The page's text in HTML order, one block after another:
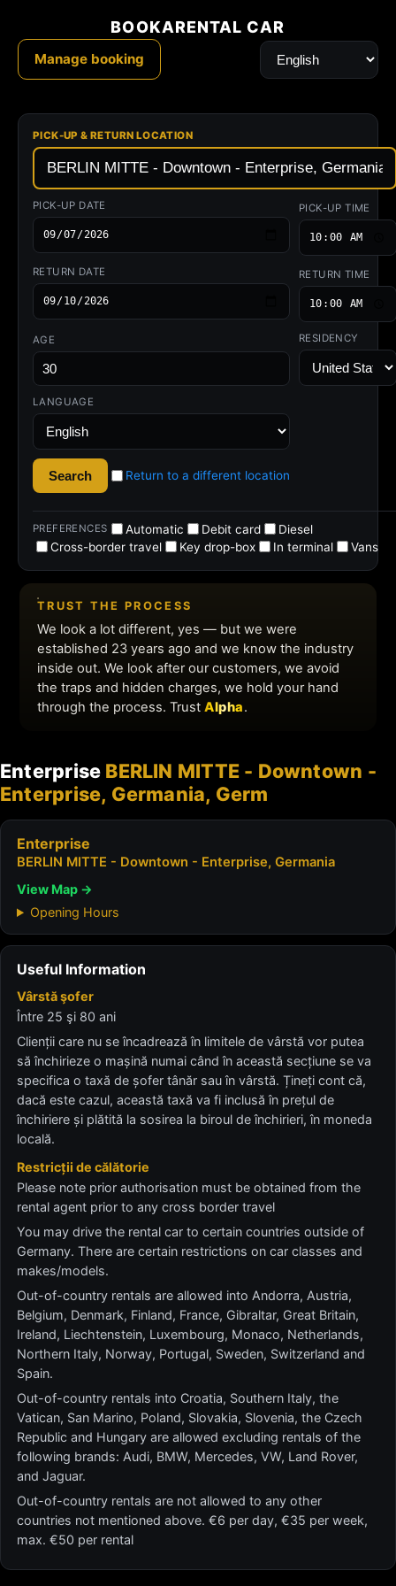
Enterprise BERLIN MITTE - Downtown -
Enterprise, Germania, Germ
Enterprise
BERLIN MITTE - Downtown - Enterprise, Germania
View Map →
Opening Hours
Useful Information
Vârstă şofer
Între 25 şi 80 ani
Clienții care nu se încadrează în limitele de vârstă vor putea
să închirieze o mașină numai când în această secțiune se va
specifica o taxă de șofer tânăr sau în vârstă. Țineți cont că,
dacă este cazul, această taxă va fi inclusă în prețul de
închiriere și plătită la sosirea la biroul de închirieri, în moneda
locală.
Restricții de călătorie
Please note prior authorisation must be obtained from the
rental agent prior to any cross border travel
You may drive the rental car to certain countries outside of
Germany. There are certain restrictions on car classes and
makes/models.
Out-of-country rentals are allowed into Andorra, Austria,
Belgium, Denmark, Finland, France, Gibraltar, Great Britain,
Ireland, Liechtenstein, Luxembourg, Monaco, Netherlands,
Northern Italy, Norway, Portugal, Sweden, Switzerland and
Spain.
Out-of-country rentals into Croatia, Southern Italy, the
Vatican, San Marino, Poland, Slovakia, Slovenia, the Czech
Republic and Hungary are allowed excluding rentals of the
following brands: Audi, BMW, Mercedes, VW, Land Rover,
and Jaguar.
Out-of-country rentals are not allowed to any other
countries not mentioned above. €6 per day, €35 per week,
max. €50 per rental